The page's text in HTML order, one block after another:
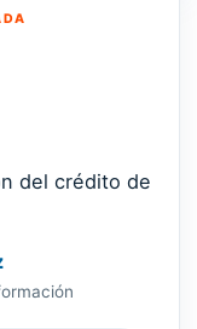
del crédito de